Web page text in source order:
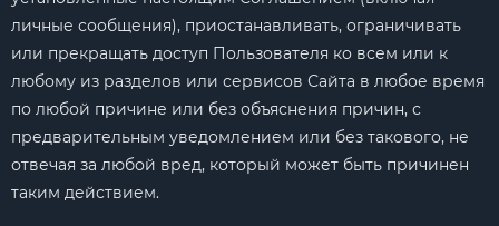
личные сообщения), приостанавливать, ограничивать
или прекращать доступ Пользователя ко всем или к
любому из разделов или сервисов Сайта в любое время
по любой причине или без объяснения причин, с
предварительным уведомлением или без такового, не
отвечая за любой вред, который может быть причинен
таким действием.